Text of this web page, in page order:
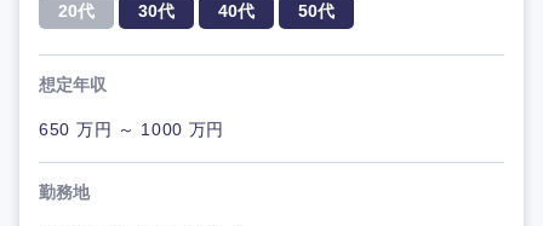
20代 30代 40代 50代
想定年収
650 万円 ～ 1000 万円
勤務地